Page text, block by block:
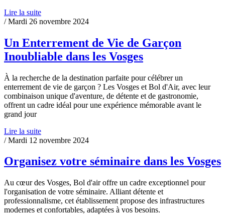
Lire la suite
/ Mardi 26 novembre 2024
Un Enterrement de Vie de Garçon
Inoubliable dans les Vosges
À la recherche de la destination parfaite pour célébrer un
enterrement de vie de garçon ? Les Vosges et Bol d'Air, avec leur
combinaison unique d'aventure, de détente et de gastronomie,
offrent un cadre idéal pour une expérience mémorable avant le
grand jour
Lire la suite
/ Mardi 12 novembre 2024
Organisez votre séminaire dans les Vosges
Au cœur des Vosges, Bol d'air offre un cadre exceptionnel pour
l'organisation de votre séminaire. Alliant détente et
professionnalisme, cet établissement propose des infrastructures
modernes et confortables, adaptées à vos besoins.